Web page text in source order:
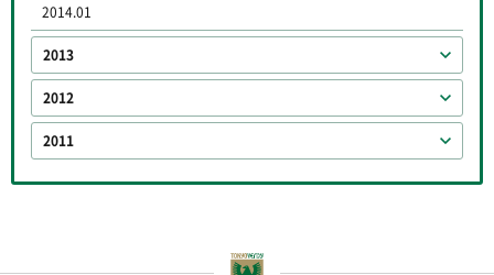
2014.01
2013
2012
2011